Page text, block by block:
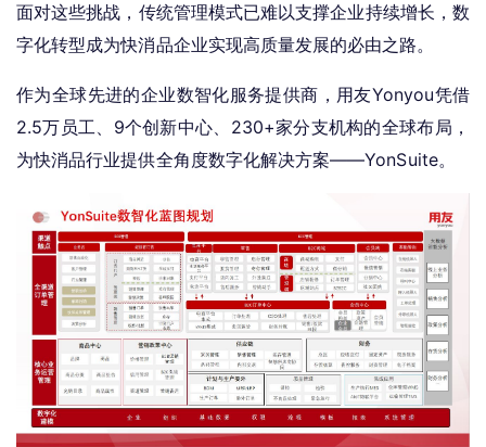
面对这些挑战，传统管理模式已难以支撑企业持续增长，数
字化转型成为快消品企业实现高质量发展的必由之路。
作为全球先进的企业数智化服务提供商，用友Yonyou凭借
2.5万员工、9个创新中心、230+家分支机构的全球布局，
为快消品行业提供全角度数字化解决方案——YonSuite。